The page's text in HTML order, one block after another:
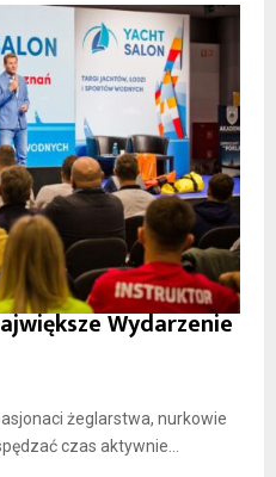
Wydarzenie
żeglarstwa, nurkowie
czas aktywnie...